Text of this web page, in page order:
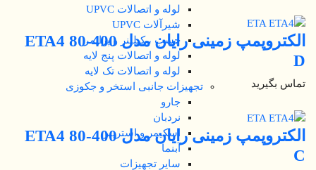
لوله و اتصالات UPVC
شیرآلات UPVC
چسب ، کیلینر و پرایمر
لوله و اتصالات پنج لایه
لوله و اتصالات تک لایه
تجهیزات جانبی استخر و جکوزی
جارو
نردبان
اسکیمر و استرینر
آبنما
سایر تجهیزات
الکتروپمپ زمینی رایان مدل ETA4 80-400
D
تماس بگیرید
الکتروپمپ زمینی رایان مدل ETA4 80-400
C